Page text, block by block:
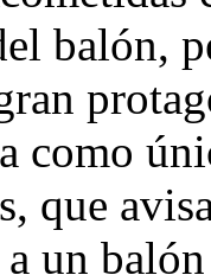
balón,
como
que
un